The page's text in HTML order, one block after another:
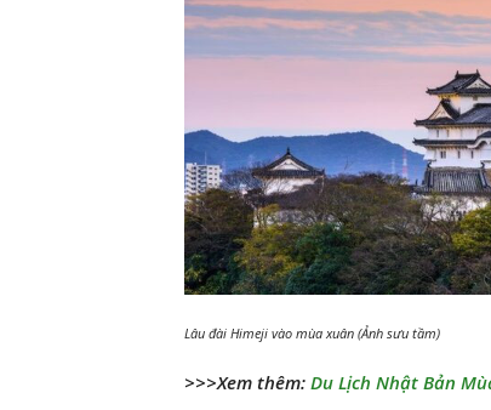
Lâu đài Himeji vào mùa xuân (Ảnh sưu tầm)
>>>Xem thêm: Du Lịch Nhật Bản